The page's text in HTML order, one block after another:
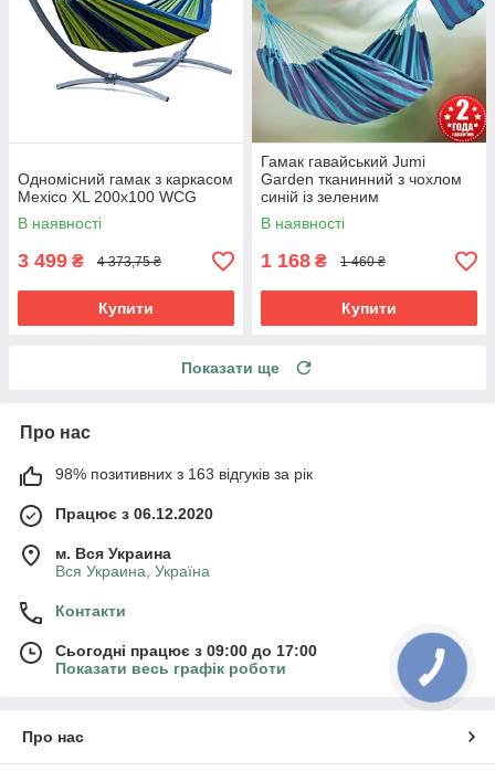
Одномісний гамак з каркасом
Mexico XL 200x100 WCG
В наявності
3 499 ₴ 4 373,75 ₴
Купити
Гамак гавайський Jumi
Garden тканинний з чохлом
синій із зеленим
(Одномісний)
В наявності
1 168 ₴ 1 460 ₴
Купити
Показати ще
Про нас
98% позитивних з 163 відгуків за рік
Працює з 06.12.2020
м. Вся Украина
Вся Украина, Україна
Контакти
Сьогодні працює з 09:00 до 17:00
Показати весь графік роботи
Про нас